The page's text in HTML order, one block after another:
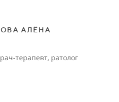
АЛЁНА
терапевт, ратолог